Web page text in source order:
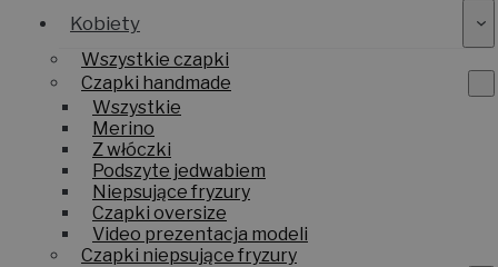
Kobiety
Wszystkie czapki
Czapki handmade
Wszystkie
Merino
Z włóczki
Podszyte jedwabiem
Niepsujące fryzury
Czapki oversize
Video prezentacja modeli
Czapki niepsujące fryzury